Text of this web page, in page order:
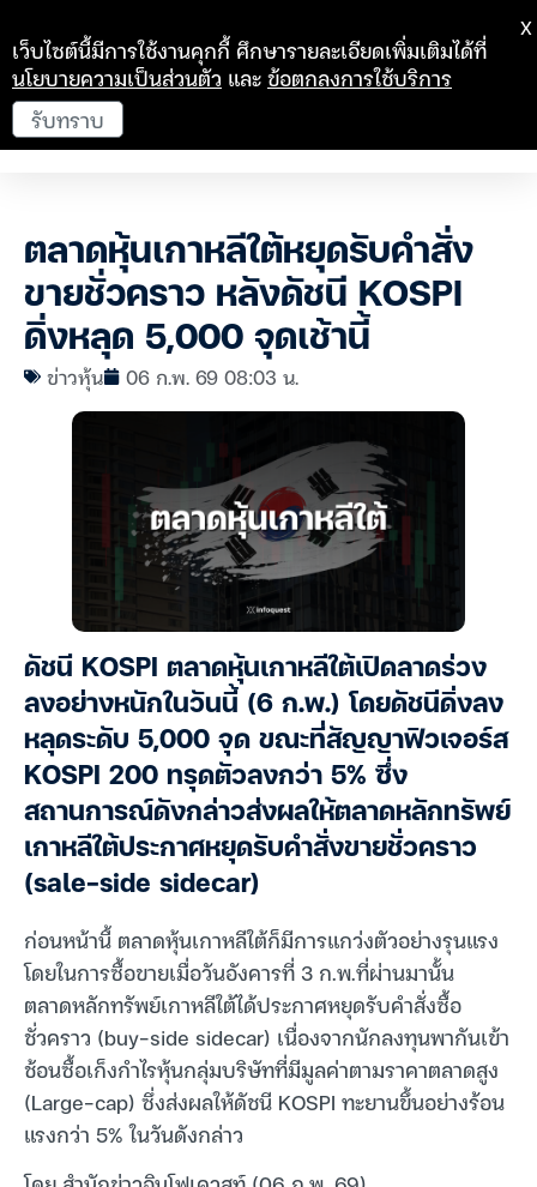
ตลาดหุ้นเกาหลีใต้หยุดรับคำสั่ง
ขายชั่วคราว หลังดัชนี KOSPI
ดิ่งหลุด 5,000 จุดเช้านี้
ข่าวหุ้น 06 ก.พ. 69 08:03 น.
ดัชนี KOSPI ตลาดหุ้นเกาหลีใต้เปิดลาดร่วง
ลงอย่างหนักในวันนี้ (6 ก.พ.) โดยดัชนีดิ่งลง
หลุดระดับ 5,000 จุด ขณะที่สัญญาฟิวเจอร์ส
KOSPI 200 ทรุดตัวลงกว่า 5% ซึ่ง
สถานการณ์ดังกล่าวส่งผลให้ตลาดหลักทรัพย์
เกาหลีใต้ประกาศหยุดรับคำสั่งขายชั่วคราว
(sale-side sidecar)
ก่อนหน้านี้ ตลาดหุ้นเกาหลีใต้ก็มีการแกว่งตัวอย่างรุนแรง
โดยในการซื้อขายเมื่อวันอังคารที่ 3 ก.พ.ที่ผ่านมานั้น
ตลาดหลักทรัพย์เกาหลีใต้ได้ประกาศหยุดรับคำสั่งซื้อ
ชั่วคราว (buy-side sidecar) เนื่องจากนักลงทุนพากันเข้า
ช้อนซื้อเก็งกำไรหุ้นกลุ่มบริษัทที่มีมูลค่าตามราคาตลาดสูง
(Large-cap) ซึ่งส่งผลให้ดัชนี KOSPI ทะยานขึ้นอย่างร้อน
แรงกว่า 5% ในวันดังกล่าว
เว็บไซต์นี้มีการใช้งานคุกกี้ ศึกษารายละเอียดเพิ่มเติมได้ที่
นโยบายความเป็นส่วนตัว และข้อตกลงการใช้บริการ
รับทราบ
X